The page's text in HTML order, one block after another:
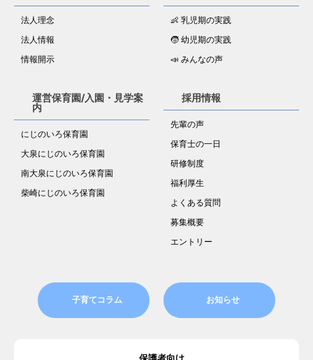
法人理念
法人情報
情報開示
👶 乳児期の実践
🧒 幼児期の実践
📣 みんなの声
運営保育園/入園・見学案
内
にじのいろ保育園
大泉にじのいろ保育園
南大泉にじのいろ保育園
柴崎にじのいろ保育園
採用情報
先輩の声
保育士の一日
研修制度
福利厚生
よくある質問
募集概要
エントリー
子育てコラム お知らせ